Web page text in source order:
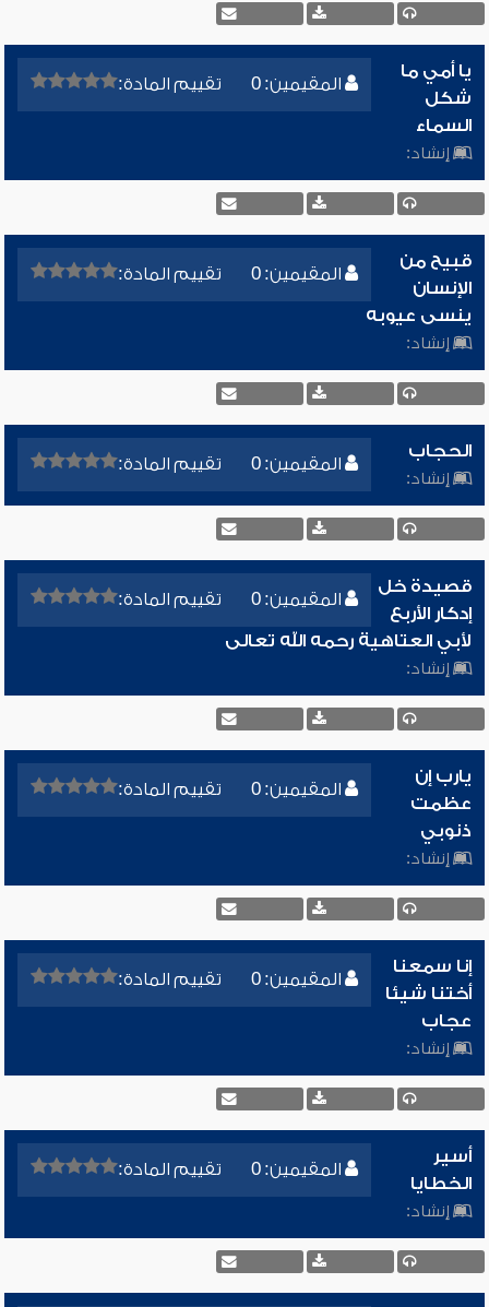
المقيمين: 0 تقييم المادة:
يا أمي ما
شكل
السماء
إنشاد:
المقيمين: 0 تقييم المادة:
قبيح من
الإنسان
ينسى عيوبه
إنشاد:
المقيمين: 0 تقييم المادة:
الحجاب
إنشاد:
المقيمين: 0 تقييم المادة:
قصيدة خل
إدكار الأربع
لأبي العتاهية رحمه الله تعالى
إنشاد:
المقيمين: 0 تقييم المادة:
يارب إن
عظمت
ذنوبي
إنشاد:
المقيمين: 0 تقييم المادة:
إنا سمعنا
أختنا شيئا
عجاب
إنشاد:
المقيمين: 0 تقييم المادة:
أسير
الخطايا
إنشاد: